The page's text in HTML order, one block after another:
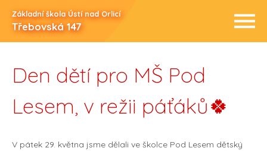
Základní škola Ústí nad Orlicí
Třebovská 147
Den dětí pro MŠ Pod
Lesem, v režii páťáků🍀
V pátek 29. května jsme dělali ve školce Pod Lesem dětský